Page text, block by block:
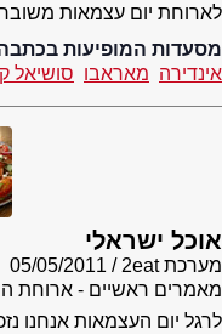
לארוחת יום עצמאות
מסעדות המופיעות
אינדירה מאראבו סושיאל
אוכל ישראלי
מערכת 2eat
05/05/2011
מאמרים ראשיים - ארוחת
לרגל יום העצמאות אנחנו